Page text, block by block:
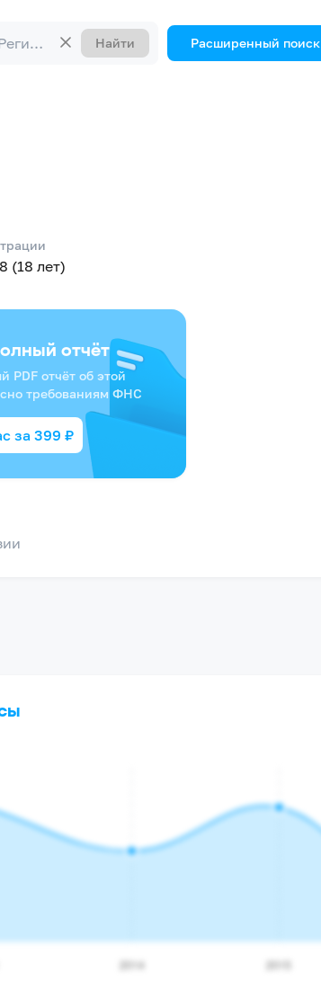
Найти Расширенный поиск
(18 лет)
отчёт
PDF отчёт об этой
требованиям ФНС
за 399 ₽